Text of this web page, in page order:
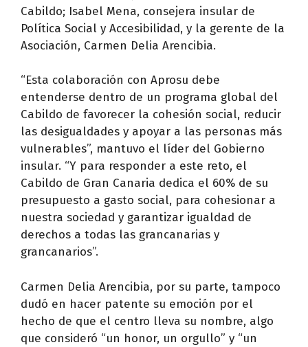
Cabildo; Isabel Mena, consejera insular de
Política Social y Accesibilidad, y la gerente de la
Asociación, Carmen Delia Arencibia.
“Esta colaboración con Aprosu debe
entenderse dentro de un programa global del
Cabildo de favorecer la cohesión social, reducir
las desigualdades y apoyar a las personas más
vulnerables”, mantuvo el líder del Gobierno
insular. “Y para responder a este reto, el
Cabildo de Gran Canaria dedica el 60% de su
presupuesto a gasto social, para cohesionar a
nuestra sociedad y garantizar igualdad de
derechos a todas las grancanarias y
grancanarios”.
Carmen Delia Arencibia, por su parte, tampoco
dudó en hacer patente su emoción por el
hecho de que el centro lleva su nombre, algo
que consideró “un honor, un orgullo” y “un